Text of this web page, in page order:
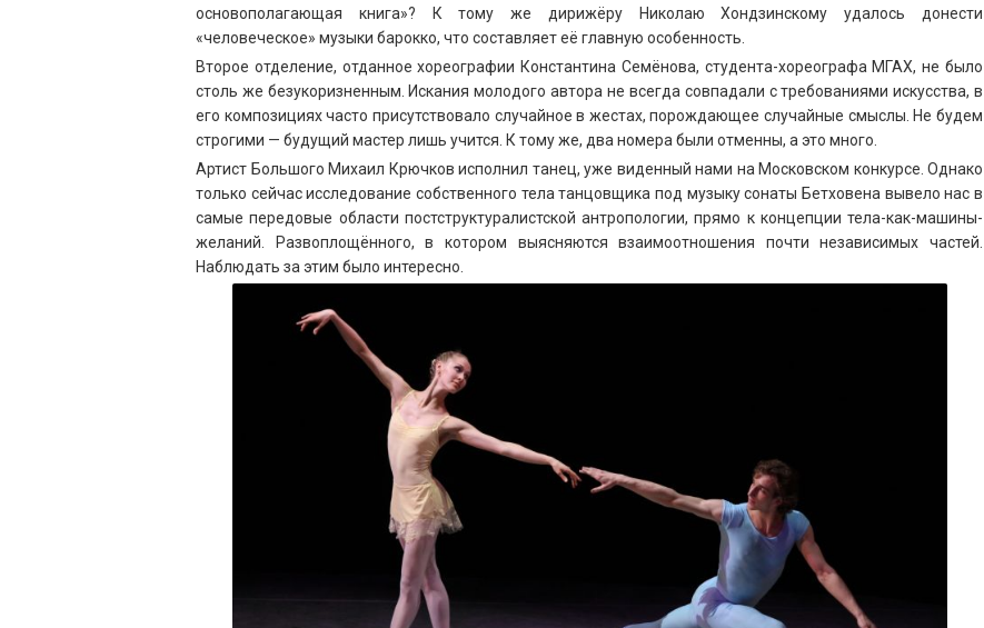
основополагающая книга»? К тому же дирижёру Николаю Хондзинскому удалось донести
«человеческое» музыки барокко, что составляет её главную особенность.
Второе отделение, отданное хореографии Константина Семёнова, студента-хореографа МГАХ, не было
столь же безукоризненным. Искания молодого автора не всегда совпадали с требованиями искусства, в
его композициях часто присутствовало случайное в жестах, порождающее случайные смыслы. Не будем
строгими — будущий мастер лишь учится. К тому же, два номера были отменны, а это много.
Артист Большого Михаил Крючков исполнил танец, уже виденный нами на Московском конкурсе. Однако
только сейчас исследование собственного тела танцовщика под музыку сонаты Бетховена вывело нас в
самые передовые области постструктуралистской антропологии, прямо к концепции тела-как-машины-
желаний. Развоплощённого, в котором выясняются взаимоотношения почти независимых частей.
Наблюдать за этим было интересно.